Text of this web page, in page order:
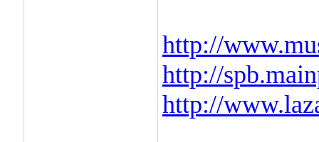
http://
http://
http://